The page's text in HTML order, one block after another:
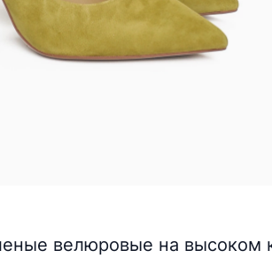
велюровые на высоком